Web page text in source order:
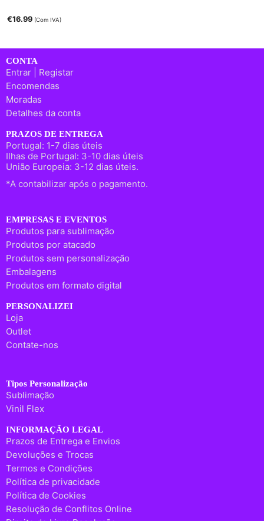
€16.99 (Com IVA)
CONTA
Entrar | Registar
Encomendas
Moradas
Detalhes da conta
PRAZOS DE ENTREGA
Portugal: 1-7 dias úteis
Ilhas de Portugal: 3-10 dias úteis
União Europeia: 3-12 dias úteis.
*A contabilizar após o pagamento.
EMPRESAS E EVENTOS
Produtos para sublimação
Produtos por atacado
Produtos sem personalização
Embalagens
Produtos em formato digital
PERSONALIZEI
Loja
Outlet
Contate-nos
Tipos Personalização
Sublimação
Vinil Flex
INFORMAÇÃO LEGAL
Prazos de Entrega e Envios
Devoluções e Trocas
Termos e Condições
Política de privacidade
Política de Cookies
Resolução de Conflitos Online